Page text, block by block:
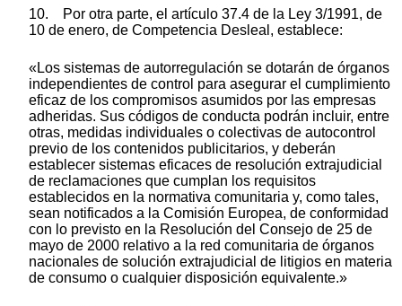
10. Por otra parte, el artículo 37.4 de la Ley 3/1991, de
10 de enero, de Competencia Desleal, establece:
«Los sistemas de autorregulación se dotarán de órganos
independientes de control para asegurar el cumplimiento
eficaz de los compromisos asumidos por las empresas
adheridas. Sus códigos de conducta podrán incluir, entre
otras, medidas individuales o colectivas de autocontrol
previo de los contenidos publicitarios, y deberán
establecer sistemas eficaces de resolución extrajudicial
de reclamaciones que cumplan los requisitos
establecidos en la normativa comunitaria y, como tales,
sean notificados a la Comisión Europea, de conformidad
con lo previsto en la Resolución del Consejo de 25 de
mayo de 2000 relativo a la red comunitaria de órganos
nacionales de solución extrajudicial de litigios en materia
de consumo o cualquier disposición equivalente.»